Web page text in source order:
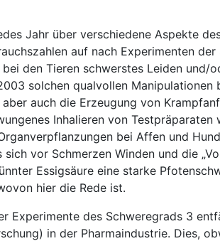
Jahr über verschiedene Aspekte
auf nach Experimenten
bei den Tieren schwerstes Leiden
solchen qualvollen
auch die Erzeugung von
Inhalieren von
bei Affen und
sich vor Schmerzen Winden und die
Essigsäure eine starke
hier die Rede ist.
Experimente des Schweregrads 3
in der Pharmaindustrie. Dies,